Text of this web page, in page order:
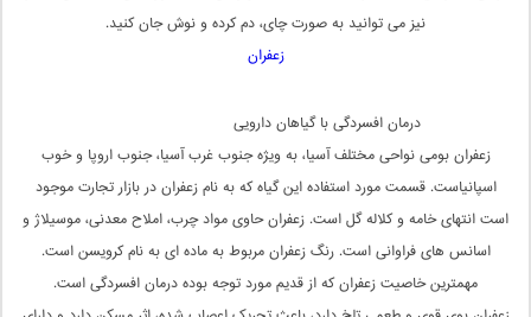
نیز می توانید به صورت چای، دم کرده و نوش جان کنید.
زعفران
درمان افسردگی با گیاهان دارویی
زعفران بومی نواحی مختلف آسیا، به ویژه جنوب غرب آسیا، جنوب اروپا و خوب
اسپانیاست. قسمت مورد استفاده این گیاه که به نام زعفران در بازار تجارت موجود
است انتهای خامه و کلاله گل است. زعفران حاوی مواد چرب، املاح معدنی، موسیلاژ و
اسانس های فراوانی است. رنگ زعفران مربوط به ماده ای به نام کرویسن است.
مهمترین خاصیت زعفران که از قدیم مورد توجه بوده درمان افسردگی است.